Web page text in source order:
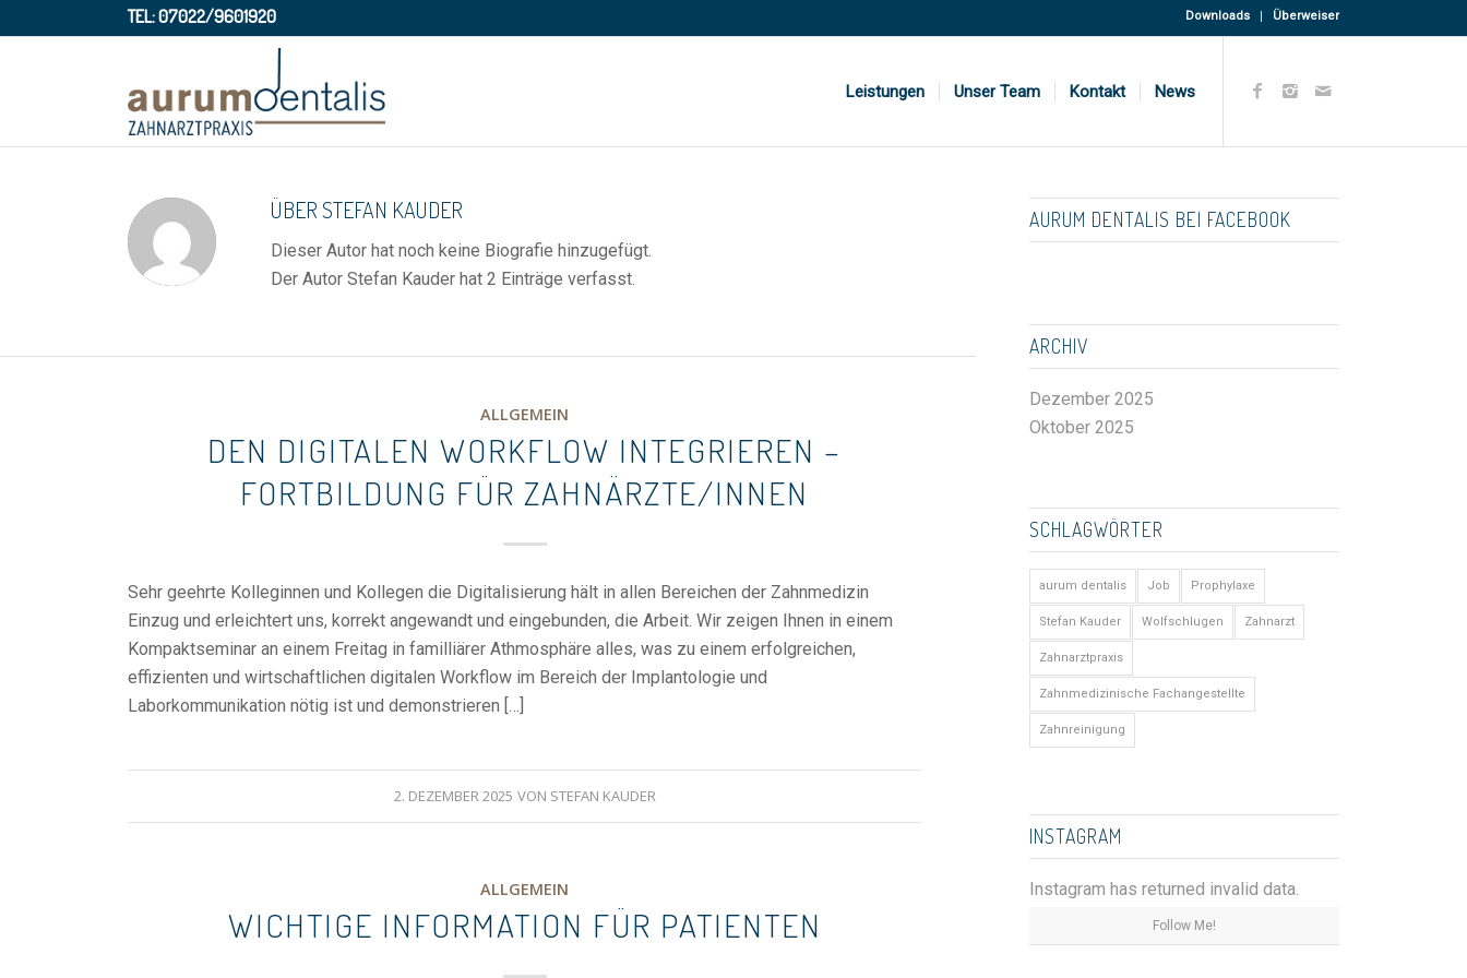
Downloads Überweiser
TEL: 07022/9601920
Leistungen Unser Team Kontakt News
ÜBERSTEFAN KAUDER
Dieser Autor hat noch keine Biografie hinzugefügt.
Der AutorStefan Kauder hat 2 Einträge verfasst.
ALLGEMEIN
DEN DIGITALEN WORKFLOW INTEGRIEREN –
FORTBILDUNG FÜR ZAHNÄRZTE/INNEN
Sehr geehrte Kolleginnen und Kollegen die Digitalisierung hält in allen Bereichen der Zahnmedizin
Einzug und erleichtert uns, korrekt angewandt und eingebunden, die Arbeit. Wir zeigen Ihnen in einem
Kompaktseminar an einem Freitag in familliärer Athmosphäre alles, was zu einem erfolgreichen,
effizienten und wirtschaftlichen digitalen Workflow im Bereich der Implantologie und
Laborkommunikation nötig ist und demonstrieren […]
2. DEZEMBER 2025 VON STEFAN KAUDER
ALLGEMEIN
WICHTIGE INFORMATION FÜR PATIENTEN
AURUM DENTALIS BEI FACEBOOK
ARCHIV
Dezember 2025
Oktober 2025
SCHLAGWÖRTER
aurum dentalis Job Prophylaxe
Stefan Kauder Wolfschlugen Zahnarzt
Zahnarztpraxis
Zahnmedizinische Fachangestellte
Zahnreinigung
INSTAGRAM
Instagram has returned invalid data.
Follow Me!